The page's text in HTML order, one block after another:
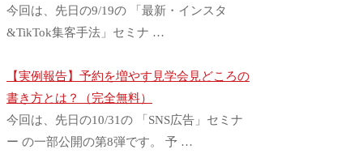
今回は、先日の9/19の 「最新・インスタ
&TikTok集客手法」セミナ …
【実例報告】予約を増やす見学会見どころの
書き方とは？（完全無料）
今回は、先日の10/31の 「SNS広告」セミナ
ー の一部公開の第8弾です。 予 …